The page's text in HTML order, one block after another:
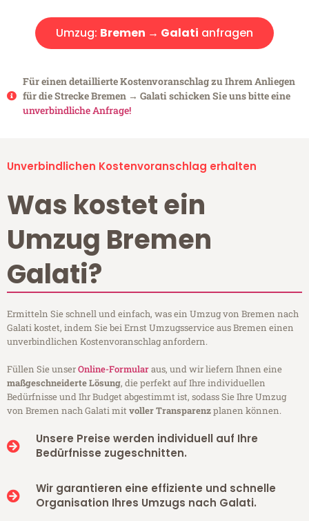
Umzug: Bremen → Galati anfragen
Für einen detaillierte Kostenvoranschlag zu Ihrem Anliegen
für die Strecke Bremen → Galati schicken Sie uns bitte eine
unverbindliche Anfrage!
Unverbindlichen Kostenvoranschlag erhalten
Was kostet ein
Umzug Bremen
Galati?
Ermitteln Sie schnell und einfach, was ein Umzug von Bremen nach
Galati kostet, indem Sie bei Ernst Umzugsservice aus Bremen einen
unverbindlichen Kostenvoranschlag anfordern.
Füllen Sie unserOnline-Formularaus, und wir liefern Ihnen eine
maßgeschneiderte Lösung, die perfekt auf Ihre individuellen
Bedürfnisse und Ihr Budget abgestimmt ist, sodass Sie Ihre Umzug
von Bremen nach Galati mitvoller Transparenzplanen können.
Unsere Preise werden individuell auf Ihre
Bedürfnisse zugeschnitten.
Wir garantieren eine effiziente und schnelle
Organisation Ihres Umzugs nach Galati.